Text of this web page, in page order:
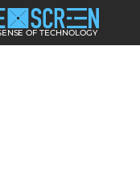
OF TECHNOLOGY